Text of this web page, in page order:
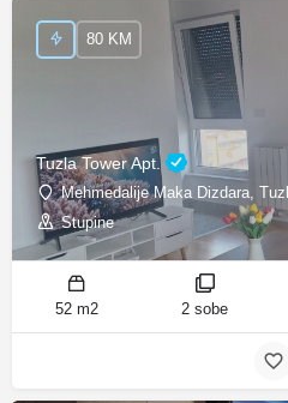
Tuzla Tower Apt.
Mehmedalije Maka Dizdara,
Stupine
80 KM
52 m2 2 sobe